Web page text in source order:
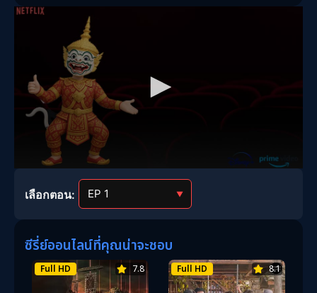
เลือกตอน: ▼
ซีรี่ย์ออนไลน์ที่คุณน่าจะชอบ
Full HD 7.8 Full HD 8.1